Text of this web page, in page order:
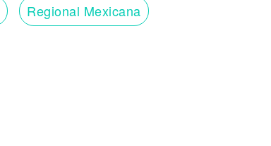
Regional Mexicana